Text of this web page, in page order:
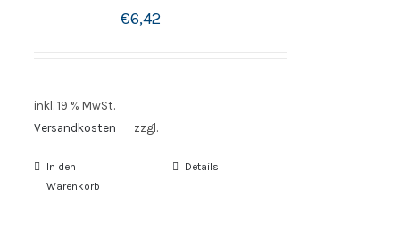
€6,42
inkl. 19 % MwSt.
zzgl.
Versandkosten
In den
Warenkorb
Details